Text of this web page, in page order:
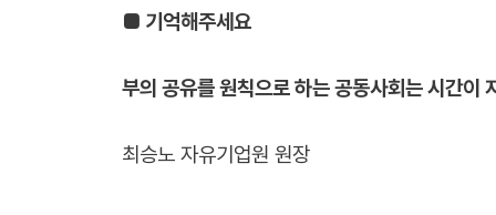
■ 기억해주세요
부의 공유를 원칙으로 하는 공동사회는 시간이
최승노 자유기업원 원장